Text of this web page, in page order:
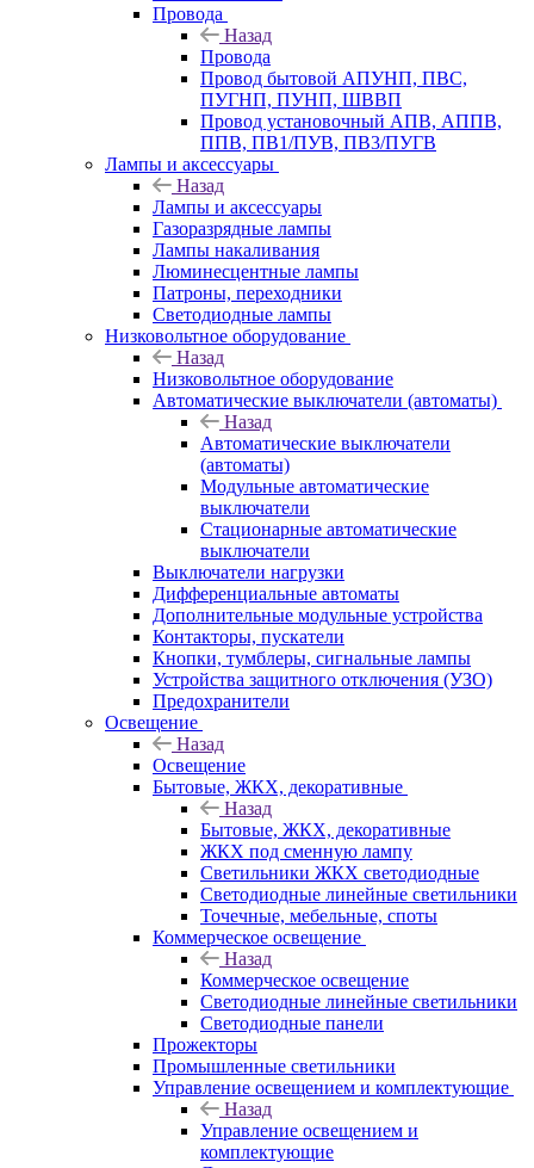
Провода
Назад
Провода
Провод бытовой АПУНП, ПВС,
ПУГНП, ПУНП, ШВВП
Провод установочный АПВ, АППВ,
ППВ, ПВ1/ПУВ, ПВ3/ПУГВ
Лампы и аксессуары
Назад
Лампы и аксессуары
Газоразрядные лампы
Лампы накаливания
Люминесцентные лампы
Патроны, переходники
Светодиодные лампы
Низковольтное оборудование
Назад
Низковольтное оборудование
Автоматические выключатели (автоматы)
Назад
Автоматические выключатели
(автоматы)
Модульные автоматические
выключатели
Стационарные автоматические
выключатели
Выключатели нагрузки
Дифференциальные автоматы
Дополнительные модульные устройства
Контакторы, пускатели
Кнопки, тумблеры, сигнальные лампы
Устройства защитного отключения (УЗО)
Предохранители
Освещение
Назад
Освещение
Бытовые, ЖКХ, декоративные
Назад
Бытовые, ЖКХ, декоративные
ЖКХ под сменную лампу
Светильники ЖКХ светодиодные
Светодиодные линейные светильники
Точечные, мебельные, споты
Коммерческое освещение
Назад
Коммерческое освещение
Светодиодные линейные светильники
Светодиодные панели
Прожекторы
Промышленные светильники
Управление освещением и комплектующие
Назад
Управление освещением и
комплектующие